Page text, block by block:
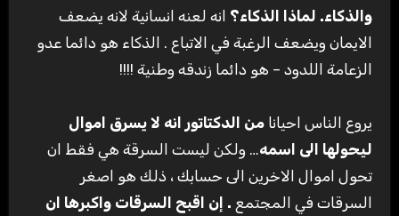
والذكاء. لماذا الذكاء؟ انه لعنه انسانية لانه يضعف
الايمان ويضعف الرغبة في الاتباع . الذكاء هو دائما عدو
الزعامة اللدود – هو دائما زندقه وطنية !!!!
يروع الناس احيانا من الدكتاتور انه لا يسرق اموال
ليحولها الى اسمه… ولكن ليست السرقة هي فقط ان
تحول اموال الاخرين الى حسابك ، ذلك هو اصغر
السرقات في المجتمع . إن اقبح السرقات واكبرها ان